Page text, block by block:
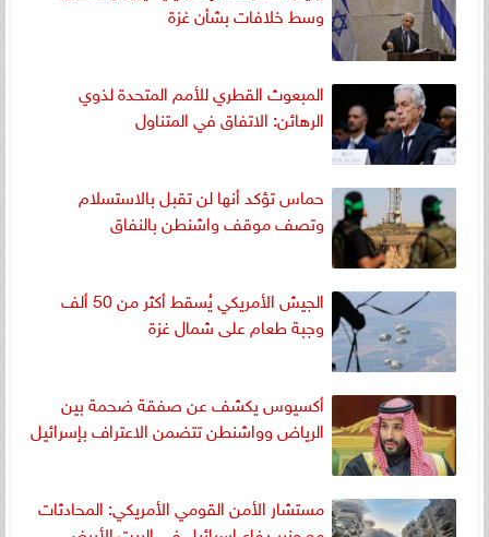
وسط خلافات بشأن غزة
المبعوث القطري للأمم المتحدة لذوي
الرهائن: الاتفاق في المتناول
حماس تؤكد أنها لن تقبل بالاستسلام
وتصف موقف واشنطن بالنفاق
الجيش الأمريكي يُسقط أكثر من 50 ألف
وجبة طعام على شمال غزة
أكسيوس يكشف عن صفقة ضحمة بين
الرياض وواشنطن تتضمن الاعتراف بإسرائيل
مستشار الأمن القومي الأمريكي: المحادثات